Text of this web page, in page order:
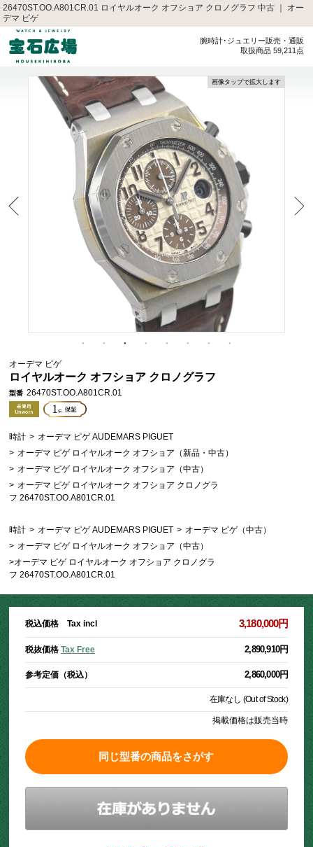
26470ST.OO.A801CR.01 ロイヤルオーク オフショア クロノグラフ 中古 ｜ オー
デマ ピゲ
腕時計･ジュエリー販売・通販
取扱商品 59,211点
画像タップで拡大します
オーデマ ピゲ
ロイヤルオーク オフショア クロノグラフ
型番 26470ST.OO.A801CR.01
時計 > オーデマ ピゲ AUDEMARS PIGUET
> オーデマ ピゲ ロイヤルオーク オフショア（新品・中古）
> オーデマ ピゲ ロイヤルオーク オフショア（中古）
> オーデマ ピゲ ロイヤルオーク オフショア クロノグラ
フ 26470ST.OO.A801CR.01
時計 > オーデマ ピゲ AUDEMARS PIGUET > オーデマ ピゲ（中古）
> オーデマ ピゲ ロイヤルオーク オフショア（中古）
>オーデマ ピゲ ロイヤルオーク オフショア クロノグラ
フ 26470ST.OO.A801CR.01
税込価格 Tax incl 3,180,000円
税抜価格 Tax Free 2,890,910円
参考定価（税込） 2,860,000円
在庫なし (Out of Stock)
掲載価格は販売当時
同じ型番の商品をさがす